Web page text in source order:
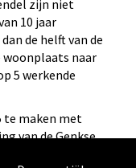
zijn niet
10 jaar
de helft van de
woonplaats naar
5 werkende
te maken met
van de Genkse